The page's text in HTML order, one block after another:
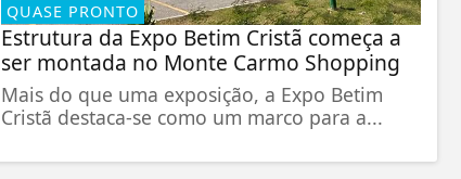
QUASE PRONTO
Estrutura da Expo Betim Cristã começa a
ser montada no Monte Carmo Shopping
Mais do que uma exposição, a Expo Betim
Cristã destaca-se como um marco para a...